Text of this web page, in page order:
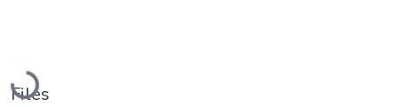
Loading...
Files